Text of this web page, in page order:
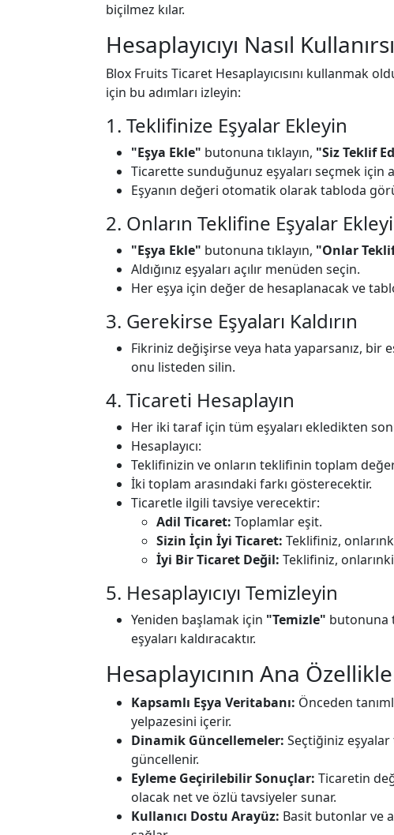
biçilmez kılar.
Hesaplayıcıyı Nasıl
Blox Fruits Ticaret Hesaplayıcısını kullanmak
için bu adımları izleyin:
1. Teklifinize Eşyalar Ekleyin
"Eşya Ekle" butonuna tıklayın, "Siz Teklif
Ticarette sunduğunuz eşyaları seçmek için
Eşyanın değeri otomatik olarak tabloda
2. Onların Teklifine Eşyalar
"Eşya Ekle" butonuna tıklayın, "Onlar
Aldığınız eşyaları açılır menüden seçin.
Her eşya için değer de hesaplanacak ve
3. Gerekirse Eşyaları Kaldırın
Fikriniz değişirse veya hata yaparsanız, bir
onu listeden silin.
4. Ticareti Hesaplayın
Her iki taraf için tüm eşyaları ekledikten
Hesaplayıcı:
Teklifinizin ve onların teklifinin toplam
İki toplam arasındaki farkı gösterecektir.
Ticaretle ilgili tavsiye verecektir:
Adil Ticaret: Toplamlar eşit.
Sizin İçin İyi Ticaret: Teklifiniz,
İyi Bir Ticaret Değil: Teklifiniz,
5. Hesaplayıcıyı Temizleyin
Yeniden başlamak için "Temizle" butonuna
eşyaları kaldıracaktır.
Hesaplayıcının Ana
Kapsamlı Eşya Veritabanı: Önceden
yelpazesini içerir.
Dinamik Güncellemeler: Seçtiğiniz
güncellenir.
Eyleme Geçirilebilir Sonuçlar: Ticaretin
olacak net ve özlü tavsiyeler sunar.
Kullanıcı Dostu Arayüz: Basit butonlar ve